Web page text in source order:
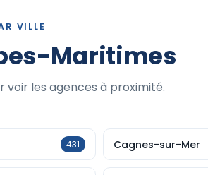
VILLE
Maritimes
voir les agences à proximité.
431 Cagnes-sur-Mer